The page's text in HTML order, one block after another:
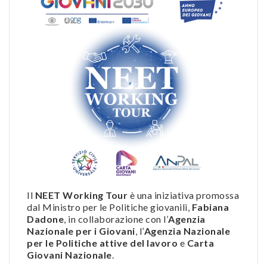
Il NEET Working Tour è una iniziativa promossa
dal Ministro per le Politiche giovanili, Fabiana
Dadone , in collaborazione con l’Agenzia
Nazionale per i Giovani , l’Agenzia Nazionale
per le Politiche attive del lavoro e Carta
Giovani Nazionale